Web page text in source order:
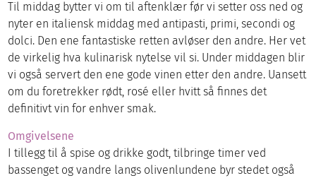
Til middag bytter vi om til aftenklær før vi setter oss ned og
nyter en italiensk middag med antipasti, primi, secondi og
dolci. Den ene fantastiske retten avløser den andre. Her vet
de virkelig hva kulinarisk nytelse vil si. Under middagen blir
vi også servert den ene gode vinen etter den andre. Uansett
om du foretrekker rødt, rosé eller hvitt så finnes det
definitivt vin for enhver smak.
Omgivelsene
I tillegg til å spise og drikke godt, tilbringe timer ved
bassenget og vandre langs olivenlundene byr stedet også